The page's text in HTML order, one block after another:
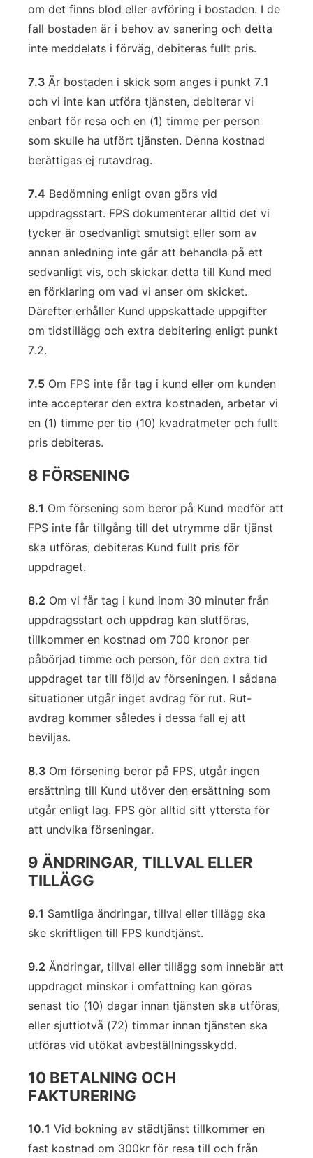
om det finns blod eller avföring i bostaden. I de
fall bostaden är i behov av sanering och detta
inte meddelats i förväg, debiteras fullt pris.
7.3 Är bostaden i skick som anges i punkt 7.1
och vi inte kan utföra tjänsten, debiterar vi
enbart för resa och en (1) timme per person
som skulle ha utfört tjänsten. Denna kostnad
berättigas ej rutavdrag.
7.4 Bedömning enligt ovan görs vid
uppdragsstart. FPS dokumenterar alltid det vi
tycker är osedvanligt smutsigt eller som av
annan anledning inte går att behandla på ett
sedvanligt vis, och skickar detta till Kund med
en förklaring om vad vi anser om skicket.
Därefter erhåller Kund uppskattade uppgifter
om tidstillägg och extra debitering enligt punkt
7.2.
7.5 Om FPS inte får tag i kund eller om kunden
inte accepterar den extra kostnaden, arbetar vi
en (1) timme per tio (10) kvadratmeter och fullt
pris debiteras.
8 FÖRSENING
8.1 Om försening som beror på Kund medför att
FPS inte får tillgång till det utrymme där tjänst
ska utföras, debiteras Kund fullt pris för
uppdraget.
8.2 Om vi får tag i kund inom 30 minuter från
uppdragsstart och uppdrag kan slutföras,
tillkommer en kostnad om 700 kronor per
påbörjad timme och person, för den extra tid
uppdraget tar till följd av förseningen. I sådana
situationer utgår inget avdrag för rut. Rut-
avdrag kommer således i dessa fall ej att
beviljas.
8.3 Om försening beror på FPS, utgår ingen
ersättning till Kund utöver den ersättning som
utgår enligt lag. FPS gör alltid sitt yttersta för
att undvika förseningar.
9 ÄNDRINGAR, TILLVAL ELLER
TILLÄGG
9.1 Samtliga ändringar, tillval eller tillägg ska
ske skriftligen till FPS kundtjänst.
9.2 Ändringar, tillval eller tillägg som innebär att
uppdraget minskar i omfattning kan göras
senast tio (10) dagar innan tjänsten ska utföras,
eller sjuttiotvå (72) timmar innan tjänsten ska
utföras vid utökat avbeställningsskydd.
10 BETALNING OCH
FAKTURERING
10.1 Vid bokning av städtjänst tillkommer en
fast kostnad om 300kr för resa till och från